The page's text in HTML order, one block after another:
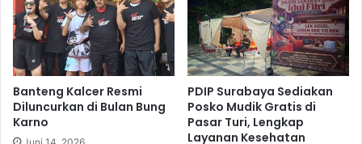
Banteng Kalcer Resmi
Diluncurkan di Bulan Bung
Karno
PDIP Surabaya Sediakan
Posko Mudik Gratis di
Pasar Turi, Lengkap
Layanan Kesehatan